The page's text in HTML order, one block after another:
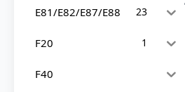
E81/E82/E87/E88 23
F20 1
F40